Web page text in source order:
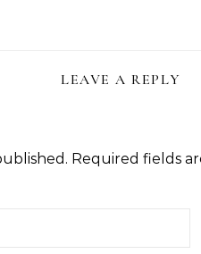
LEAVE A REPLY
Required fields